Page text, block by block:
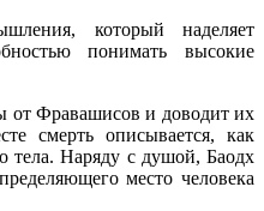
который наделяет
понимать высокие
от Фравашисов и доводит их
смерть описывается, как
тела. Наряду с душой, Баодх
место человека